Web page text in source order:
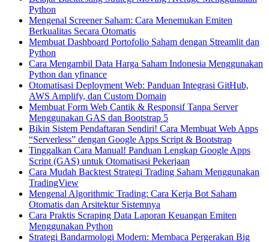
Python
Mengenal Screener Saham: Cara Menemukan Emiten
Berkualitas Secara Otomatis
Membuat Dashboard Portofolio Saham dengan Streamlit dan
Python
Cara Mengambil Data Harga Saham Indonesia Menggunakan
Python dan yfinance
Otomatisasi Deployment Web: Panduan Integrasi GitHub,
AWS Amplify, dan Custom Domain
Membuat Form Web Cantik & Responsif Tanpa Server
Menggunakan GAS dan Bootstrap 5
Bikin Sistem Pendaftaran Sendiri! Cara Membuat Web Apps
“Serverless” dengan Google Apps Script & Bootstrap
Tinggalkan Cara Manual! Panduan Lengkap Google Apps
Script (GAS) untuk Otomatisasi Pekerjaan
Cara Mudah Backtest Strategi Trading Saham Menggunakan
TradingView
Mengenal Algorithmic Trading: Cara Kerja Bot Saham
Otomatis dan Arsitektur Sistemnya
Cara Praktis Scraping Data Laporan Keuangan Emiten
Menggunakan Python
Strategi Bandarmologi Modern: Membaca Pergerakan Big